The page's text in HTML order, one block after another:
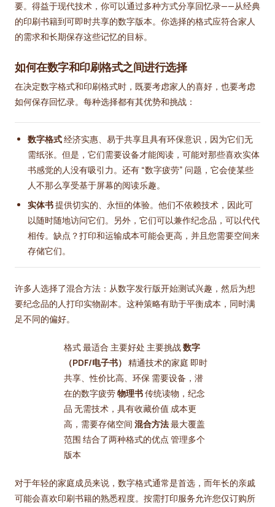
要。得益于现代技术，你可以通过多种方式分享回忆录——从经典
的印刷书籍到可即时共享的数字版本。你选择的格式应符合家人
的需求和长期保存这些记忆的目标。
如何在数字和印刷格式之间进行选择
在决定数字格式和印刷格式时，既要考虑家人的喜好，也要考虑
如何保存回忆录。每种选择都有其优势和挑战：
数字格式经济实惠、易于共享且具有环保意识，因为它们无
需纸张。但是，它们需要设备才能阅读，可能对那些喜欢实体
书感觉的人没有吸引力。还有 “数字疲劳” 问题，它会使某些
人不那么享受基于屏幕的阅读乐趣。
实体书提供切实的、永恒的体验。他们不依赖技术，因此可
以随时随地访问它们。另外，它们可以兼作纪念品，可以代代
相传。缺点？打印和运输成本可能会更高，并且您需要空间来
存储它们。
许多人选择了混合方法：从数字发行版开始测试兴趣，然后为想
要纪念品的人打印实物副本。这种策略有助于平衡成本，同时满
足不同的偏好。
格式 最适合 主要好处 主要挑战数字
（PDF/电子书） 精通技术的家庭 即时
共享、性价比高、环保 需要设备，潜
在的数字疲劳物理书传统读物，纪念
品 无需技术，具有收藏价值 成本更
高，需要存储空间 混合方法最大覆盖
范围 结合了两种格式的优点 管理多个
版本
对于年轻的家庭成员来说，数字格式通常是首选，而年长的亲戚
可能会喜欢印刷书籍的熟悉程度。按需打印服务允许您仅订购所